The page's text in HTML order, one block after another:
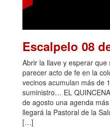
Escalpelo 08
Abrir la llave y esperar
parecer acto de fe en la
vecinos acumulan más de
suministro… EL
de agosto una agenda
llegará la Pastoral de la
[…]